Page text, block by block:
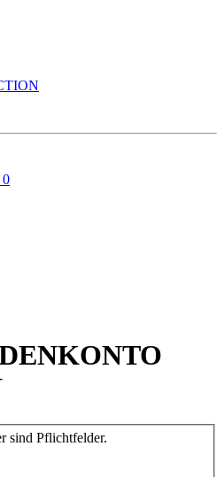
0
sind Pflichtfelder.